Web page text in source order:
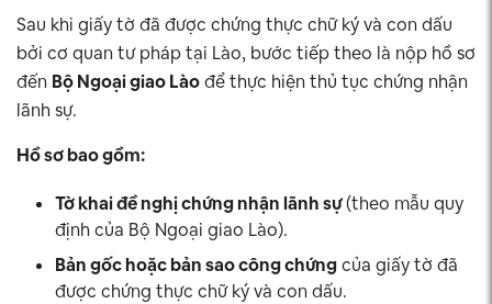
Sau khi giấy tờ đã được chứng thực chữ ký và con dấu
bởi cơ quan tư pháp tại Lào, bước tiếp theo là nộp hồ sơ
đến Bộ Ngoại giao Làođể thực hiện thủ tục chứng nhận
lãnh sự.
Hồ sơ bao gồm:
Tờ khai đề nghị chứng nhận lãnh sự(theo mẫu quy
định của Bộ Ngoại giao Lào).
Bản gốc hoặc bản sao công chứngcủa giấy tờ đã
được chứng thực chữ ký và con dấu.